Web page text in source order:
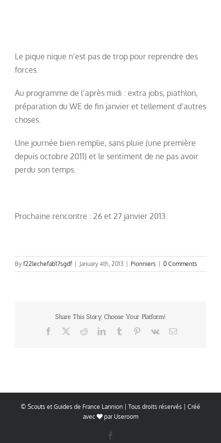
Le pique nique n’est pas de trop pour reprendre des
forces.
Au programme de l’après midi : extra jobs, piathlon,
préparation du WE de fin janvier et tellement d’autres
choses.
Une journée bien remplie, sans pluie (une première
depuis octobre 2011) et le sentiment de ne pas avoir
perdu son temps.
Prochaine rencontre : 26 et 27 janvier 2013.
By f22lechefab17sgdf January 4th, 2013 Pionniers 0 Comments
Share This Story, Choose Your Platform!
Facebook RedditLinkedInTumblr Pinterest
Vk Email
© Scouts et Guides de France Lannion | Tous droits réservés | Créé
avec
par Useroom